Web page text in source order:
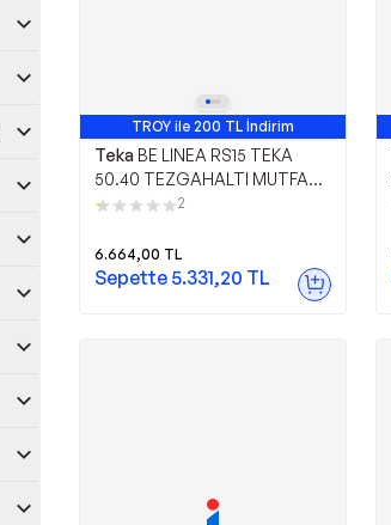
TROY ile 200 TL İndirim
Teka BE LINEA RS15 TEKA
50.40 TEZGAHALTI MUTFAK
EVYESİ
2
6.664,00 TL
Sepette 5.331,20 TL